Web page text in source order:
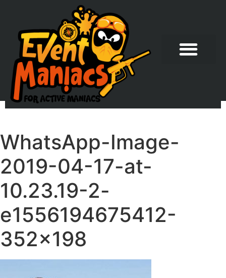
WhatsApp-Image-
2019-04-17-at-
10.23.19-2-
e1556194675412-
352×198